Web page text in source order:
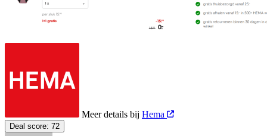
Meer details bij Hema
Deal score: 72